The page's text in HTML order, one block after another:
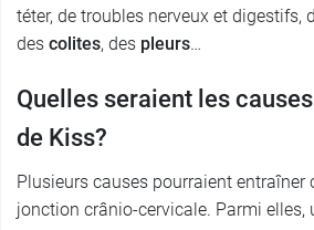
téter, de troubles nerveux et digestifs,
des colites, des pleurs …
Quelles seraient les
de Kiss?
Plusieurs causes pourraient entraîner
jonction crânio-cervicale. Parmi elles,